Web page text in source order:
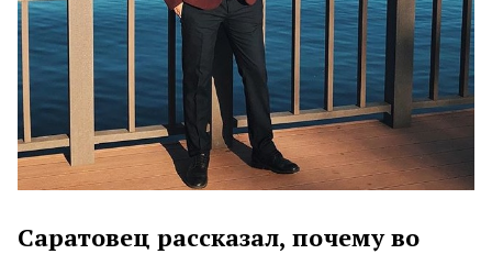
Саратовец рассказал, почему во